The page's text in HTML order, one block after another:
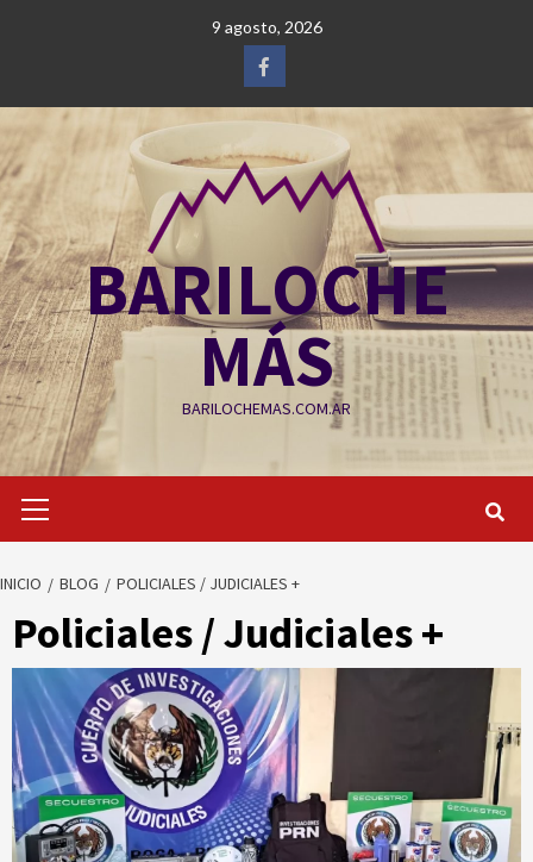
9 agosto, 2026
Facebook
BARILOCHE
MÁS
BARILOCHEMAS.COM.AR
primario
INICIO BLOG POLICIALES / JUDICIALES +
Policiales / Judiciales +